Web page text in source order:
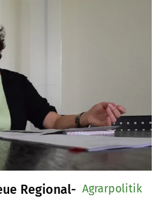
Regional- Agrarpolitik